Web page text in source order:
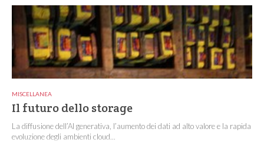
MISCELLANEA
Il futuro dello storage
La diffusione dell’AI generativa, l’aumento dei dati ad alto valore e la rapida
evoluzione degli ambienti cloud...